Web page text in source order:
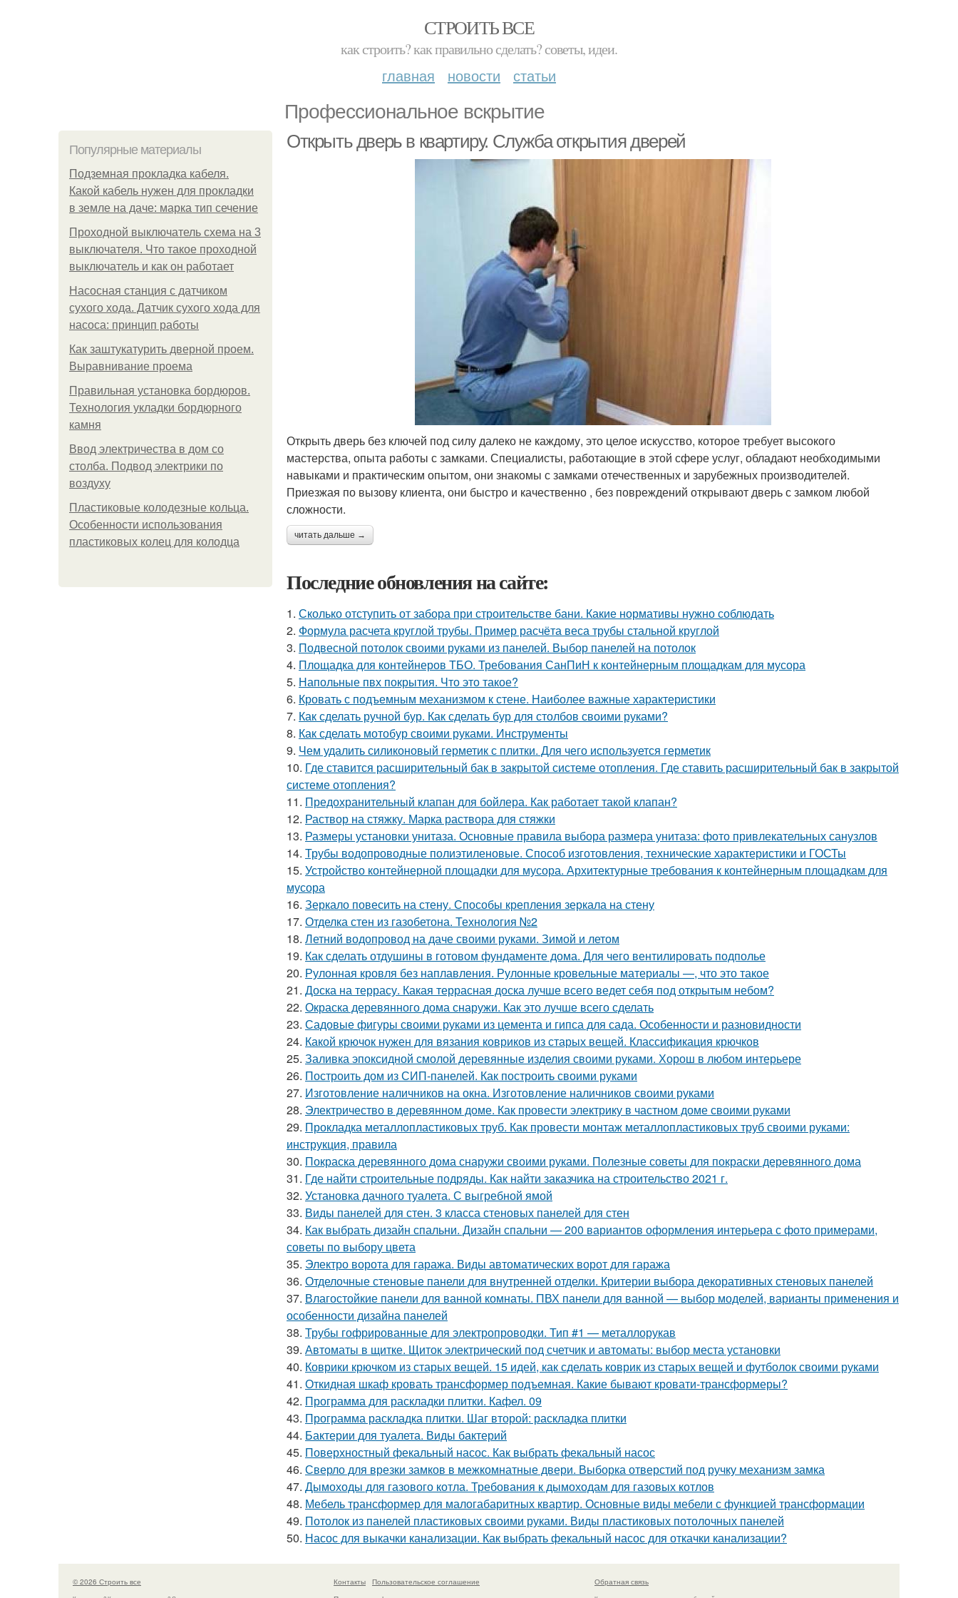
СТРОИТЬ ВСЕ
как строить? как правильно сделать? советы, идеи.
главная новости статьи
Профессиональное вскрытие
Популярные материалы
Подземная прокладка кабеля.
Какой кабель нужен для прокладки
в земле на даче: марка тип сечение
Проходной выключатель схема на 3
выключателя. Что такое проходной
выключатель и как он работает
Насосная станция с датчиком
сухого хода. Датчик сухого хода для
насоса: принцип работы
Как заштукатурить дверной проем.
Выравнивание проема
Правильная установка бордюров.
Технология укладки бордюрного
камня
Ввод электричества в дом со
столба. Подвод электрики по
воздуху
Пластиковые колодезные кольца.
Особенности использования
пластиковых колец для колодца
Открыть дверь в квартиру. Служба открытия дверей
Открыть дверь без ключей под силу далеко не каждому, это целое искусство, которое требует высокого
мастерства, опыта работы с замками. Специалисты, работающие в этой сфере услуг, обладают необходимыми
навыками и практическим опытом, они знакомы с замками отечественных и зарубежных производителей.
Приезжая по вызову клиента, они быстро и качественно , без повреждений открывают дверь с замком любой
сложности.
читать дальше →
Последние обновления на сайте:
1. Сколько отступить от забора при строительстве бани. Какие нормативы нужно соблюдать
2. Формула расчета круглой трубы. Пример расчёта веса трубы стальной круглой
3. Подвесной потолок своими руками из панелей. Выбор панелей на потолок
4. Площадка для контейнеров ТБО. Требования СанПиН к контейнерным площадкам для мусора
5. Напольные пвх покрытия. Что это такое?
6. Кровать с подъемным механизмом к стене. Наиболее важные характеристики
7. Как сделать ручной бур. Как сделать бур для столбов своими руками?
8. Как сделать мотобур своими руками. Инструменты
9. Чем удалить силиконовый герметик с плитки. Для чего используется герметик
10. Где ставится расширительный бак в закрытой системе отопления. Где ставить расширительный бак в закрытой
системе отопления?
11. Предохранительный клапан для бойлера. Как работает такой клапан?
12. Раствор на стяжку. Марка раствора для стяжки
13. Размеры установки унитаза. Основные правила выбора размера унитаза: фото привлекательных санузлов
14. Трубы водопроводные полиэтиленовые. Способ изготовления, технические характеристики и ГОСТы
15. Устройство контейнерной площадки для мусора. Архитектурные требования к контейнерным площадкам для
мусора
16. Зеркало повесить на стену. Способы крепления зеркала на стену
17. Отделка стен из газобетона. Технология №2
18. Летний водопровод на даче своими руками. Зимой и летом
19. Как сделать отдушины в готовом фундаменте дома. Для чего вентилировать подполье
20. Рулонная кровля без наплавления. Рулонные кровельные материалы —, что это такое
21. Доска на террасу. Какая террасная доска лучше всего ведет себя под открытым небом?
22. Окраска деревянного дома снаружи. Как это лучше всего сделать
23. Садовые фигуры своими руками из цемента и гипса для сада. Особенности и разновидности
24. Какой крючок нужен для вязания ковриков из старых вещей. Классификация крючков
25. Заливка эпоксидной смолой деревянные изделия своими руками. Хорош в любом интерьере
26. Построить дом из СИП-панелей. Как построить своими руками
27. Изготовление наличников на окна. Изготовление наличников своими руками
28. Электричество в деревянном доме. Как провести электрику в частном доме своими руками
29. Прокладка металлопластиковых труб. Как провести монтаж металлопластиковых труб своими руками:
инструкция, правила
30. Покраска деревянного дома снаружи своими руками. Полезные советы для покраски деревянного дома
31. Где найти строительные подряды. Как найти заказчика на строительство 2021 г.
32. Установка дачного туалета. С выгребной ямой
33. Виды панелей для стен. 3 класса стеновых панелей для стен
34. Как выбрать дизайн спальни. Дизайн спальни — 200 вариантов оформления интерьера с фото примерами,
советы по выбору цвета
35. Электро ворота для гаража. Виды автоматических ворот для гаража
36. Отделочные стеновые панели для внутренней отделки. Критерии выбора декоративных стеновых панелей
37. Влагостойкие панели для ванной комнаты. ПВХ панели для ванной — выбор моделей, варианты применения и
особенности дизайна панелей
38. Трубы гофрированные для электропроводки. Тип #1 — металлорукав
39. Автоматы в щитке. Щиток электрический под счетчик и автоматы: выбор места установки
40. Коврики крючком из старых вещей. 15 идей, как сделать коврик из старых вещей и футболок своими руками
41. Откидная шкаф кровать трансформер подъемная. Какие бывают кровати-трансформеры?
42. Программа для раскладки плитки. Кафел. 09
43. Программа раскладка плитки. Шаг второй: раскладка плитки
44. Бактерии для туалета. Виды бактерий
45. Поверхностный фекальный насос. Как выбрать фекальный насос
46. Сверло для врезки замков в межкомнатные двери. Выборка отверстий под ручку механизм замка
47. Дымоходы для газового котла. Требования к дымоходам для газовых котлов
48. Мебель трансформер для малогабаритных квартир. Основные виды мебели с функцией трансформации
49. Потолок из панелей пластиковых своими руками. Виды пластиковых потолочных панелей
50. Насос для выкачки канализации. Как выбрать фекальный насос для откачки канализации?
© 2026 Строить все Контакты
Пользовательское соглашение
Обратная связь